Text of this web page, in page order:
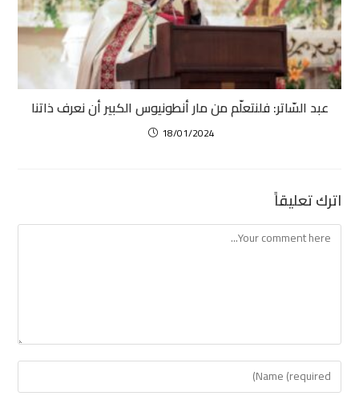
عبد السّاتر: فلنتعلّم من مار أنطونيوس الكبير أن نعرف ذاتنا
18/01/2024
اترك تعليقاً